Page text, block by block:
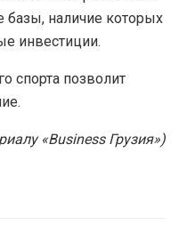
базы, наличие которых
инвестиции.
спорта позволит
«Business Грузия»)